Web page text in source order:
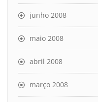
junho 2008
maio 2008
abril 2008
março 2008